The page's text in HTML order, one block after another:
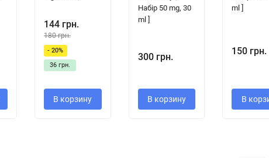
144 грн.
180 грн.
- 20%
36 грн.
В корзину
Набір 50 mg, 30
ml ]
300 грн.
В корзину
ml ]
150 грн.
В